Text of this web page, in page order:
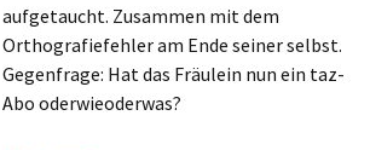
aufgetaucht. Zusammen mit dem
Orthografiefehler am Ende seiner selbst.
Gegenfrage: Hat das Fräulein nun ein taz-
Abo oderwieoderwas?